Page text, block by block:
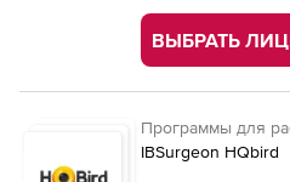
ВЫБРАТЬ
Программы для
IBSurgeon HQbird